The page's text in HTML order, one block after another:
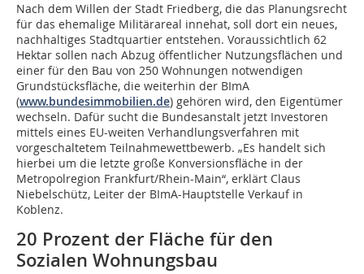
Nach dem Willen der Stadt Friedberg, die das Planungsrecht
für das ehemalige Militärareal innehat, soll dort ein neues,
nachhaltiges Stadtquartier entstehen. Voraussichtlich 62
Hektar sollen nach Abzug öffentlicher Nutzungsflächen und
einer für den Bau von 250 Wohnungen notwendigen
Grundstücksfläche, die weiterhin der BImA
(www.bundesimmobilien.de) gehören wird, den Eigentümer
wechseln. Dafür sucht die Bundesanstalt jetzt Investoren
mittels eines EU-weiten Verhandlungsverfahren mit
vorgeschaltetem Teilnahmewettbewerb. „Es handelt sich
hierbei um die letzte große Konversionsfläche in der
Metropolregion Frankfurt/Rhein-Main“, erklärt Claus
Niebelschütz, Leiter der BImA-Hauptstelle Verkauf in
Koblenz.
20 Prozent der Fläche für den
Sozialen Wohnungsbau